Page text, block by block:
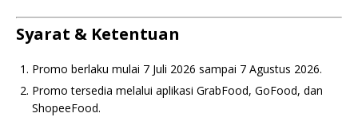
Syarat & Ketentuan
Promo berlaku mulai 7 Juli 2026 sampai 7 Agustus 2026.
Promo tersedia melalui aplikasi GrabFood, GoFood, dan
ShopeeFood.